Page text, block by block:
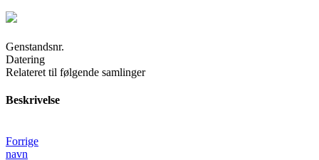
Genstandsnr.
Datering
Relateret til følgende samlinger
Beskrivelse
Forrige
navn